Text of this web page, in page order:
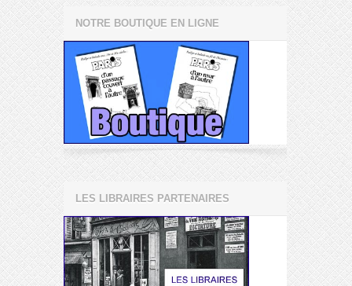
NOTRE BOUTIQUE EN LIGNE
LES LIBRAIRES PARTENAIRES